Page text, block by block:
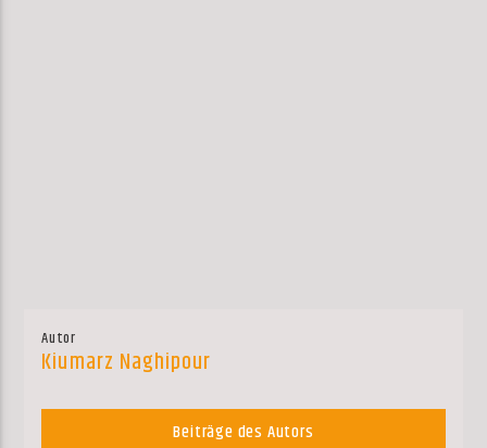
Autor
Kiumarz Naghipour
Beiträge des Autors